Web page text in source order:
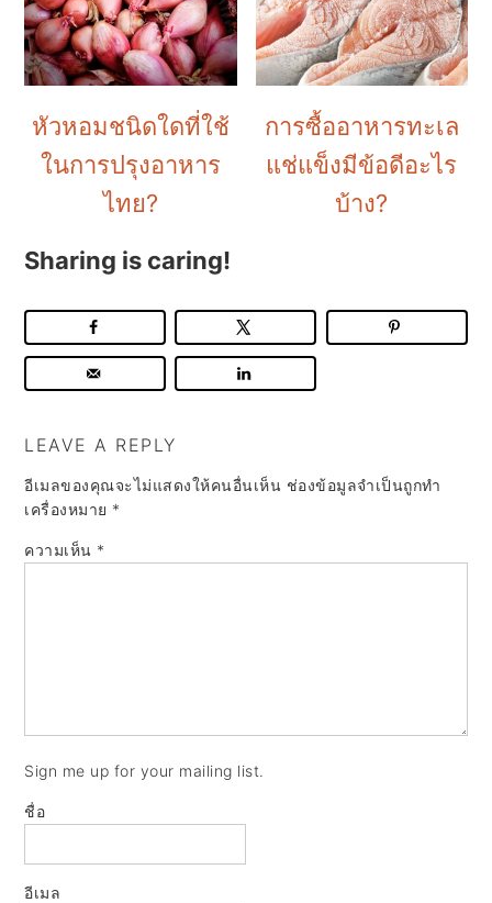
หัวหอมชนิดใดที่ใช้
ในการปรุงอาหาร
ไทย?
การซื้ออาหารทะเล
แช่แข็งมีข้อดีอะไร
บ้าง?
Sharing is caring!
LEAVE A REPLY
อีเมลของคุณจะไม่แสดงให้คนอื่นเห็น ช่องข้อมูลจำเป็นถูกทำ
เครื่องหมาย *
ความเห็น *
Sign me up for your mailing list.
ชื่อ
อีเมล